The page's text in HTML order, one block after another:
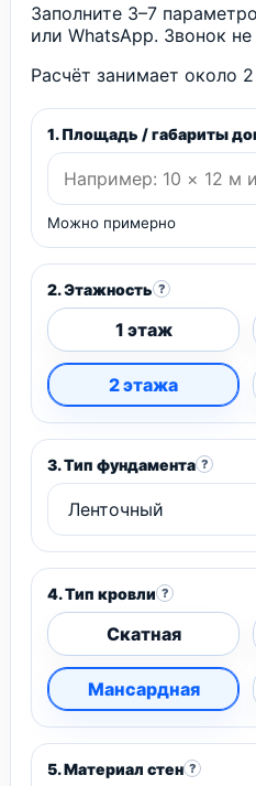
Заполните 3–7
или WhatsApp. Звонок не
Расчёт занимает около
1. Площадь / габариты
Можно примерно
2. Этажность ?
1 этаж
2 этажа
3. Тип фундамента ?
4. Тип кровли ?
Скатная
Мансардная
5. Материал стен ?